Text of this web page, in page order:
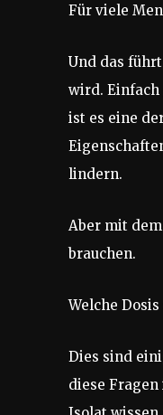
Für viele
Und das
wird. Einfach
ist es eine
lindern.
Aber mit
brauchen.
Welche
Dies sind
diese